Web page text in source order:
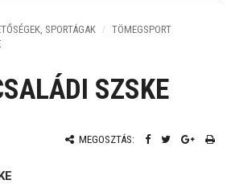
SPORTÁGAK
TÖMEGSPORT
SZSKE
MEGOSZTÁS: